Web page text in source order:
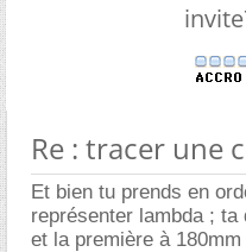
Re : tracer une
Et bien tu prends en
représenter lambda ;
et la première à